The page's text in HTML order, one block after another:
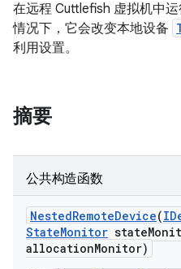
在远程 Cuttlefish 虚拟机中
情况下，它会改变本地设备
利用设置。
摘要
公共构造函数
NestedRemoteDevice(
StateMonitor state
allocationMonitor)